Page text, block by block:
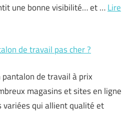
une bonne visibilité… et …Lire
de travail pas cher ?
pantalon de travail à prix
magasins et sites en ligne
qui allient qualité et